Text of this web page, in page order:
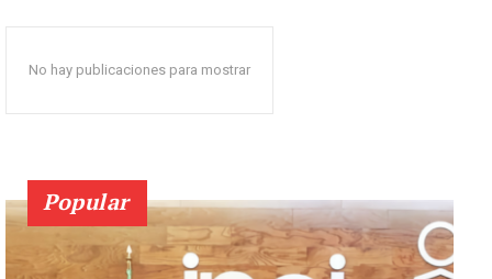
No hay publicaciones para mostrar
Popular